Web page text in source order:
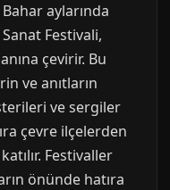
aylarında
Festivali,
çevirir. Bu
ve anıtların
ve sergiler
çevre ilçelerden
Festivaller
önünde hatıra